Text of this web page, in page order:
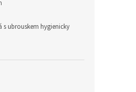
s ubrouskem hygienicky